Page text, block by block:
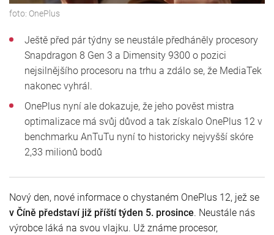
foto: OnePlus
Ještě před pár týdny se neustále předháněly procesory
Snapdragon 8 Gen 3 a Dimensity 9300 o pozici
nejsilnějšího procesoru na trhu a zdálo se, že MediaTek
nakonec vyhrál.
OnePlus nyní ale dokazuje, že jeho pověst mistra
optimalizace má svůj důvod a tak získalo OnePlus 12 v
benchmarku AnTuTu nyní to historicky nejvyšší skóre
2,33 milionů bodů
Nový den, nové informace o chystaném OnePlus 12, jež se
v Číně představí již příští týden 5. prosince. Neustále nás
výrobce láká na svou vlajku. Už známe procesor,